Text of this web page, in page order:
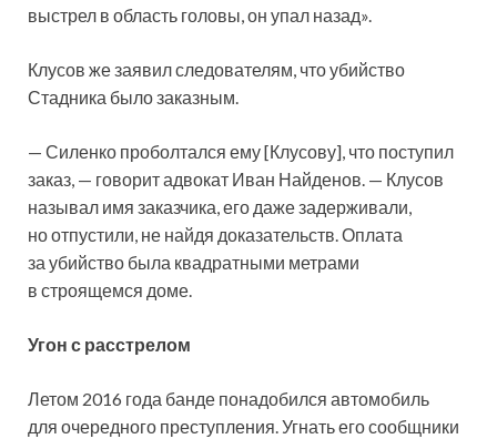
выстрел в область головы, он упал назад».
Клусов же заявил следователям, что убийство
Стадника было заказным.
— Силенко проболтался ему [Клусову], что поступил
заказ, — говорит адвокат Иван Найденов. — Клусов
называл имя заказчика, его даже задерживали,
но отпустили, не найдя доказательств. Оплата
за убийство была квадратными метрами
в строящемся доме.
Угон с расстрелом
Летом 2016 года банде понадобился автомобиль
для очередного преступления. Угнать его сообщники